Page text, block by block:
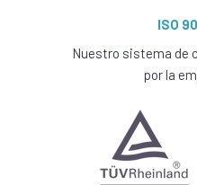
ISO
Nuestro sistema de
por la